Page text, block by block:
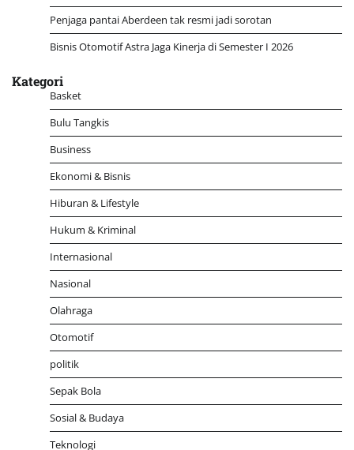
Penjaga pantai Aberdeen tak resmi jadi sorotan
Bisnis Otomotif Astra Jaga Kinerja di Semester I 2026
Kategori
Basket
Bulu Tangkis
Business
Ekonomi & Bisnis
Hiburan & Lifestyle
Hukum & Kriminal
Internasional
Nasional
Olahraga
Otomotif
politik
Sepak Bola
Sosial & Budaya
Teknologi